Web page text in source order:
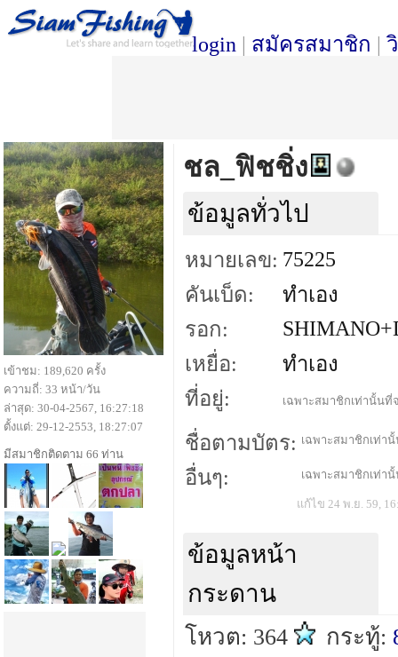
login | สมัครสมาชิก |
ชล_ฟิชชิ่ง
ข้อมูลทั่วไป
หมายเลข: 75225
คันเบ็ด:
ทำเอง
รอก:
เหยื่อ:
ทำเอง
ที่อยู่:
เฉพาะสมาชิกเท่านั้นที่
ชื่อตามบัตร: เฉพาะสมาชิกเท่า
อื่นๆ: เฉพาะสมาชิกเท่า
แก้ไข 24 พ.ย. 59,
ข้อมูลหน้า
กระดาน
โหวต: 364 กระทู้:
เข้าชม: 189,620 ครั้ง
ความถี่: 33 หน้า/วัน
ล่าสุด: 30-04-2567, 16:27:18
ตั้งแต่: 29-12-2553, 18:27:07
มีสมาชิกติดตาม 66 ท่าน